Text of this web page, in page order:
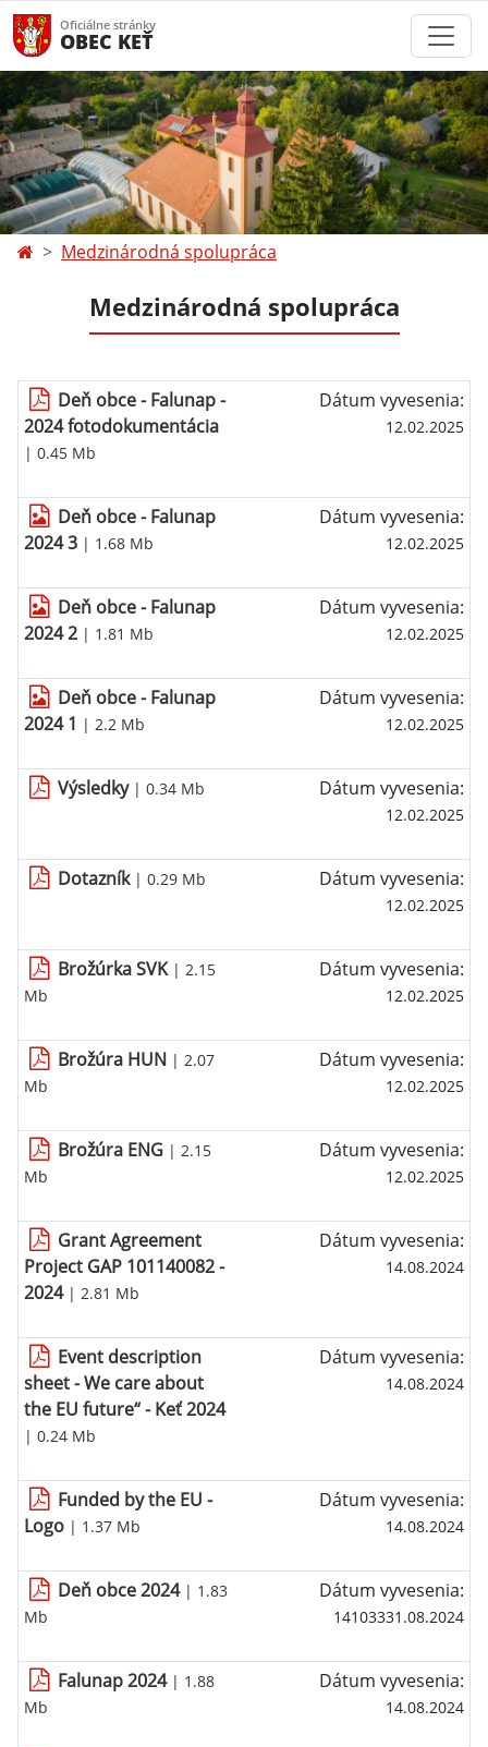
Oficiálne stránky
OBEC KEŤ
Medzinárodná spolupráca
Medzinárodná spolupráca
Deň obce - Falunap -
2024 fotodokumentácia
| 0.45 Mb
Dátum vyvesenia:
12.02.2025
Deň obce - Falunap
2024 3 | 1.68 Mb
Dátum vyvesenia:
12.02.2025
Deň obce - Falunap
2024 2 | 1.81 Mb
Dátum vyvesenia:
12.02.2025
Deň obce - Falunap
2024 1 | 2.2 Mb
Dátum vyvesenia:
12.02.2025
Výsledky| 0.34 Mb Dátum vyvesenia:
12.02.2025
Dotazník| 0.29 Mb Dátum vyvesenia:
12.02.2025
Brožúrka SVK| 2.15
Mb
Dátum vyvesenia:
12.02.2025
Brožúra HUN | 2.07
Mb
Dátum vyvesenia:
12.02.2025
Brožúra ENG | 2.15
Mb
Dátum vyvesenia:
12.02.2025
Grant Agreement
Project GAP 101140082 -
2024| 2.81 Mb
Dátum vyvesenia:
14.08.2024
Event description
sheet - We care about
the EU future“ - Keť 2024
| 0.24 Mb
Dátum vyvesenia:
14.08.2024
Funded by the EU -
Logo | 1.37 Mb
Dátum vyvesenia:
14.08.2024
Deň obce 2024| 1.83
Mb
Dátum vyvesenia:
14103331.08.2024
Falunap 2024| 1.88
Mb
Dátum vyvesenia:
14.08.2024